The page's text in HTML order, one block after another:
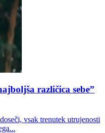
različica sebe”
vsak trenutek utrujenosti